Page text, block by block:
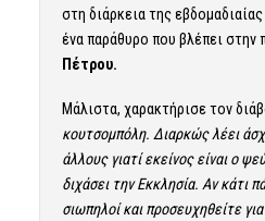
στη διάρκεια της
ένα παράθυρο που βλέπει στην
Πέτρου.
Μάλιστα, χαρακτήρισε τον
κουτσομπόλη. Διαρκώς λέει
άλλους γιατί εκείνος είναι ο
διχάσει την Εκκλησία. Αν κάτι
σιωπηλοί και προσευχηθείτε